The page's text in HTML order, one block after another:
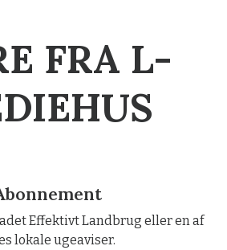
FRA L-
Effektivt Landbrug eller en af
lokale ugeaviser.